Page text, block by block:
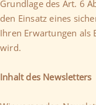
Grundlage des Art. 6
den Einsatz eines
Ihren Erwartungen als
wird.
Inhalt des Newsletters